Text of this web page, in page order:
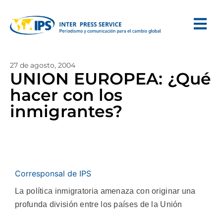
27 de agosto, 2004
UNION EUROPEA: ¿Qué
hacer con los
inmigrantes?
Corresponsal de IPS
La política inmigratoria amenaza con originar una
profunda división entre los países de la Unión